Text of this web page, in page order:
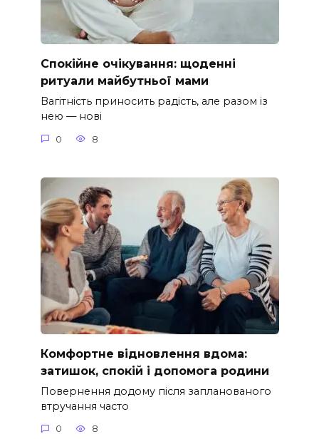
Спокійне очікування: щоденні
ритуали майбутньої мами
Вагітність приносить радість, але разом із
нею — нові
0 8
Комфортне відновлення вдома:
затишок, спокій і допомога родини
Повернення додому після запланованого
втручання часто
0 8